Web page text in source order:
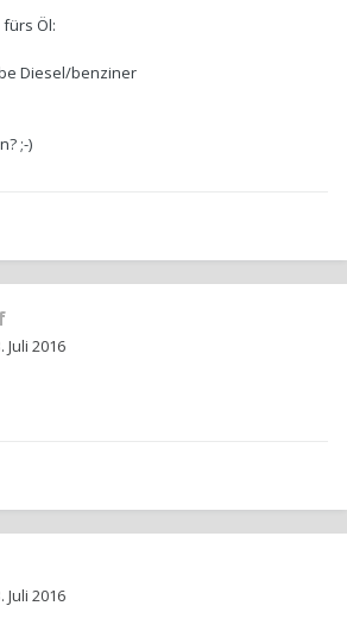
Öl:
Diesel/benziner
;-)
Juli 2016
Juli 2016